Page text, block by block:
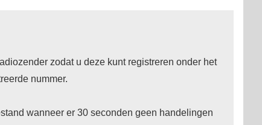
zodat u deze kunt registreren onder het
nummer.
wanneer er 30 seconden geen handelingen